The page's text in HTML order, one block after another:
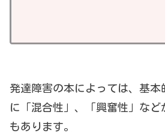
発達障害の本によっては、基本
に「混合性」、「興奮性」など
もあります。